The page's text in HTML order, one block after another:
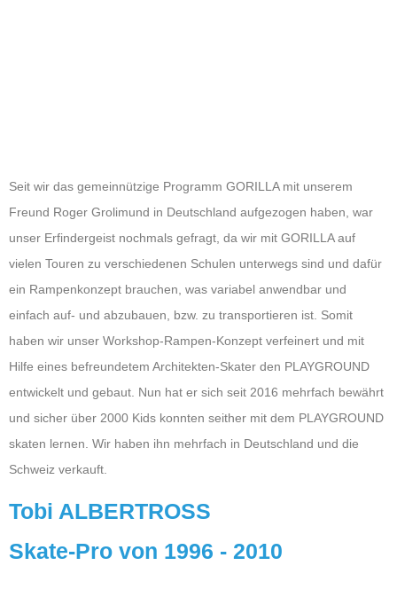
Seit wir das gemeinnützige Programm GORILLA mit unserem
Freund Roger Grolimund in Deutschland aufgezogen haben, war
unser Erfindergeist nochmals gefragt, da wir mit GORILLA auf
vielen Touren zu verschiedenen Schulen unterwegs sind und dafür
ein Rampenkonzept brauchen, was variabel anwendbar und
einfach auf- und abzubauen, bzw. zu transportieren ist. Somit
haben wir unser Workshop-Rampen-Konzept verfeinert und mit
Hilfe eines befreundetem Architekten-Skater den PLAYGROUND
entwickelt und gebaut. Nun hat er sich seit 2016 mehrfach bewährt
und sicher über 2000 Kids konnten seither mit dem PLAYGROUND
skaten lernen. Wir haben ihn mehrfach in Deutschland und die
Schweiz verkauft.
Tobi ALBERTROSS
Skate-Pro von 1996 - 2010